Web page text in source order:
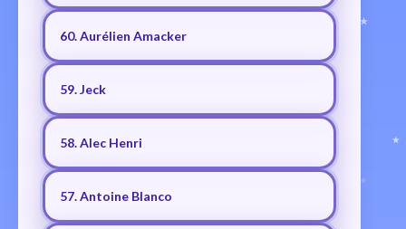
60. Aurélien Amacker
59. Jeck
58. Alec Henri
57. Antoine Blanco